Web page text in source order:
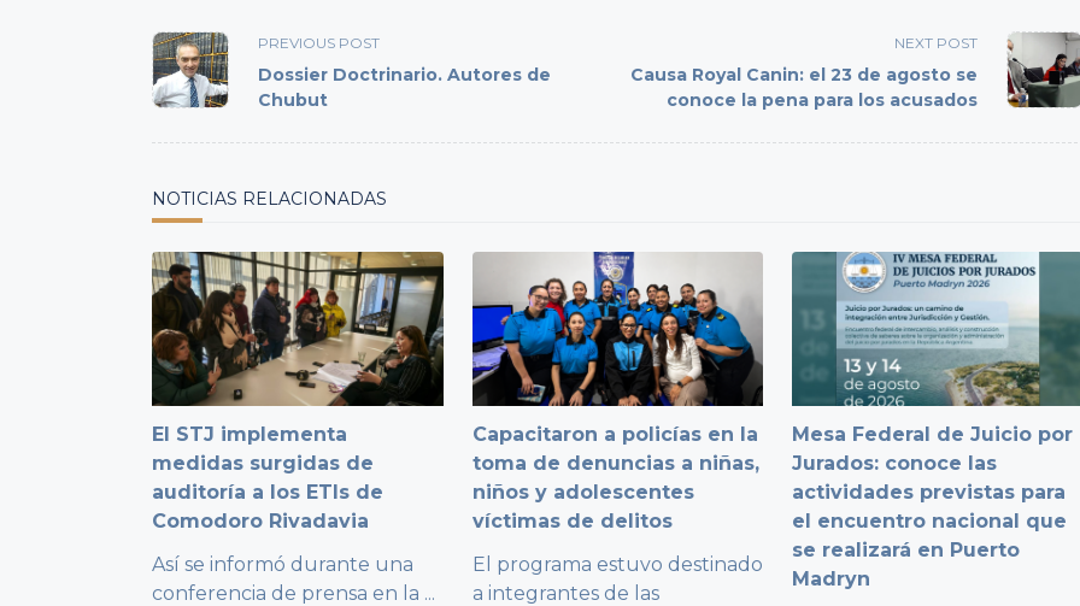
<span
class="nav-
subtitle
PREVIOUS POST
Dossier Doctrinario. Autores de
Chubut
NEXT POST
Causa Royal Canin: el 23 de agosto se
conoce la pena para los acusados
NOTICIAS RELACIONADAS
El STJ implementa
medidas surgidas de
auditoría a los ETIs de
Comodoro Rivadavia
Así se informó durante una
conferencia de prensa en la ...
Capacitaron a policías en la
toma de denuncias a niñas,
niños y adolescentes
víctimas de delitos
El programa estuvo destinado
a integrantes de las
Mesa Federal de Juicio por
Jurados: conoce las
actividades previstas para
el encuentro nacional que
se realizará en Puerto
Madryn